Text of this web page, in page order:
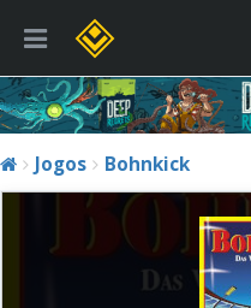
Jogos Bohnkick